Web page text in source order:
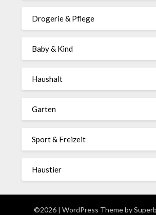
Drogerie & Pflege
Baby & Kind
Haushalt
Garten
Sport & Freizeit
Haustier
©2026 | WordPress Theme by